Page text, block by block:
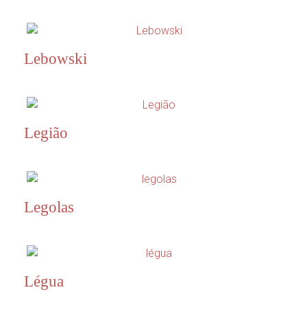
Lebowski
Legião
Legolas
Légua